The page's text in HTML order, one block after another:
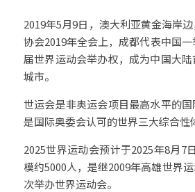
在职证明与工作证明翻译
商务合同公司章程
翻译盖章与交付指南
西安翻译服务
深圳翻译服务
2019年5月9日，澳大利亚黄金海岸
协会2019年全会上，成都代表中国
届世界运动会举办权，成为中国大
城市。
世运会是非奥运会项目最高水平的
是国际奥委会认可的世界三大综合性
2025世界运动会预计于2025年8月7
模约5000人，是继2009年高雄世界
次举办世界运动会。